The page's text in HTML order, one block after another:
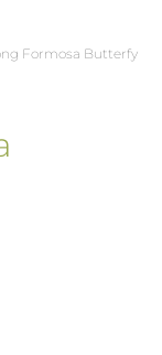
Formosa Butterfy